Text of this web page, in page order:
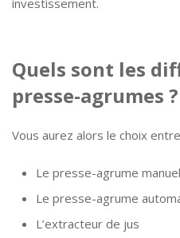
investissement.
Quels sont les
presse-agrumes ?
Vous aurez alors le choix
Le presse-agrume manuel
Le presse-agrume
L’extracteur de jus